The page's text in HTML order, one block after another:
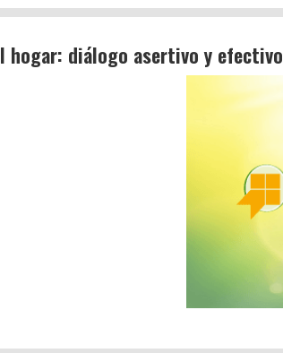
hogar: diálogo asertivo y efectivo